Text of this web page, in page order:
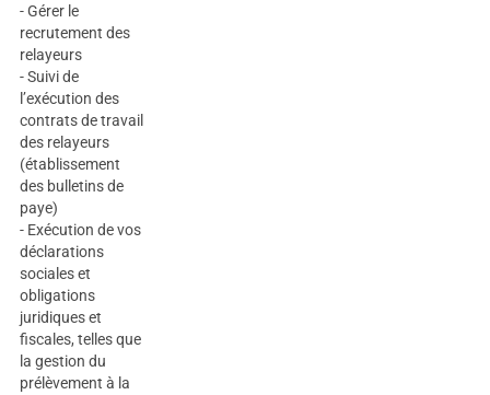
- Gérer le
recrutement des
relayeurs
- Suivi de
l’exécution des
contrats de travail
des relayeurs
(établissement
des bulletins de
paye)
- Exécution de vos
déclarations
sociales et
obligations
juridiques et
fiscales, telles que
la gestion du
prélèvement à la